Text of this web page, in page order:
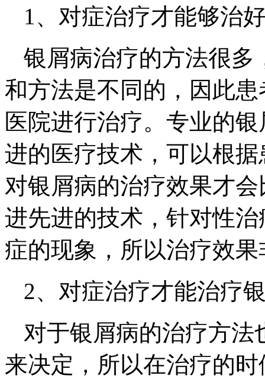
1、对症治疗才能够治
银屑病治疗的方法很多
和方法是不同的，因此
医院进行治疗。专业的
进的医疗技术，可以根
对银屑病的治疗效果才
进先进的技术，针对性
症的现象，所以治疗效
2、对症治疗才能治疗
对于银屑病的治疗方
来决定，所以在治疗的